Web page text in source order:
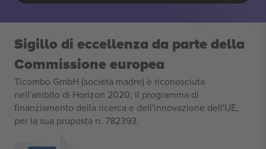
Sigillo di eccellenza da parte della
Commissione europea
Ticombo GmbH (società madre) è riconosciuta
nell'ambito di Horizon 2020, il programma di
finanziamento della ricerca e dell'innovazione dell'UE,
per la sua proposta n. 782393.